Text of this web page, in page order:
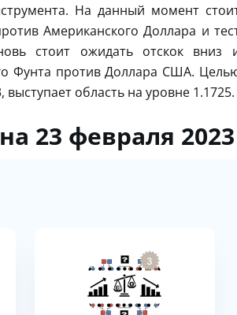
На данный момент
Американского Доллара и
стоит ожидать отскок вниз
Фунта против Доллара США.
область на уровне 1.1725.
23 февраля 2023
3